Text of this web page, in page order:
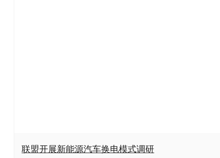
联盟开展新能源汽车换电模式调研